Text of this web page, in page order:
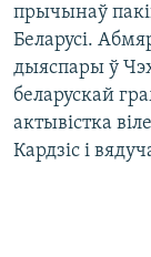
прычынаў
Беларусі.
дыяспары ў
беларускай
актывістка
Кардзіс і